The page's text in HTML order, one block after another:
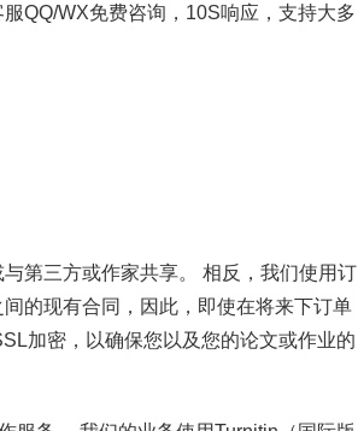
QQ/WX免费咨询，10S响应，支持大多
第三方或作家共享。 相反，我们使用订
的现有合同，因此，即使在将来下订单
加密，以确保您以及您的论文或作业的